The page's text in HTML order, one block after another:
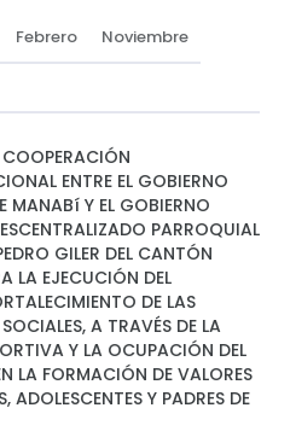
Febrero Noviembre
ENTRE EL GOBIERNO
MANABí Y EL GOBIERNO
PARROQUIAL
GILER DEL CANTÓN
LA EJECUCIÓN DEL
DE LAS
A TRAVÉS DE LA
Y LA OCUPACIÓN DEL
LA FORMACIÓN DE VALORES
ADOLESCENTES Y PADRES DE